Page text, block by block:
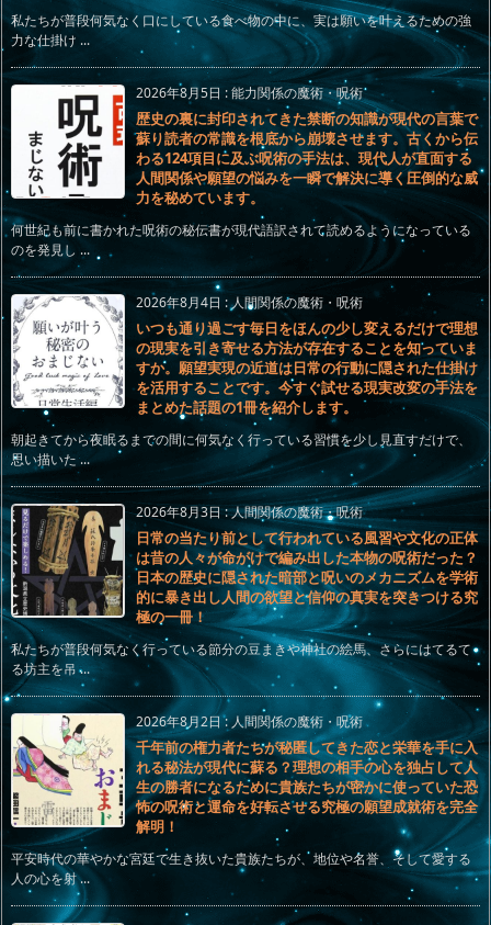
私たちが普段何気なく口にしている食べ物の中に、実は願いを叶えるための強
力な仕掛け ...
2026年8月5日 :能力関係の魔術・呪術
歴史の裏に封印されてきた禁断の知識が現代の言葉で
蘇り読者の常識を根底から崩壊させます。古くから伝
わる124項目に及ぶ呪術の手法は、現代人が直面する
人間関係や願望の悩みを一瞬で解決に導く圧倒的な威
力を秘めています。
何世紀も前に書かれた呪術の秘伝書が現代語訳されて読めるようになっている
のを発見し ...
2026年8月4日 :人間関係の魔術・呪術
いつも通り過ごす毎日をほんの少し変えるだけで理想
の現実を引き寄せる方法が存在することを知っていま
すか。願望実現の近道は日常の行動に隠された仕掛け
を活用することです。今すぐ試せる現実改変の手法を
まとめた話題の1冊を紹介します。
朝起きてから夜眠るまでの間に何気なく行っている習慣を少し見直すだけで、
思い描いた ...
2026年8月3日:人間関係の魔術・呪術
日常の当たり前として行われている風習や文化の正体
は昔の人々が命がけで編み出した本物の呪術だった？
日本の歴史に隠された暗部と呪いのメカニズムを学術
的に暴き出し人間の欲望と信仰の真実を突きつける究
極の一冊！
私たちが普段何気なく行っている節分の豆まきや神社の絵馬、さらにはてるて
る坊主を吊 ...
2026年8月2日:人間関係の魔術・呪術
千年前の権力者たちが秘匿してきた恋と栄華を手に入
れる秘法が現代に蘇る？理想の相手の心を独占して人
生の勝者になるために貴族たちが密かに使っていた恐
怖の呪術と運命を好転させる究極の願望成就術を完全
解明！
平安時代の華やかな宮廷で生き抜いた貴族たちが、地位や名誉、そして愛する
人の心を射 ...